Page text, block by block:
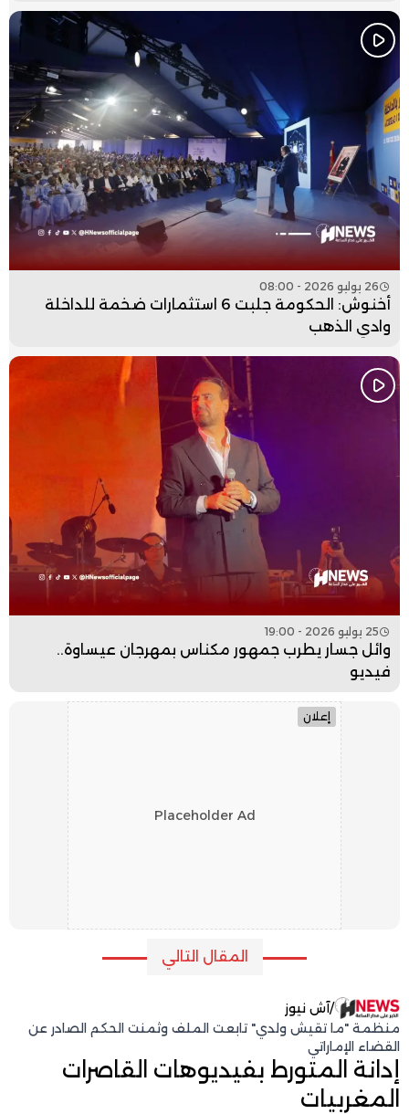
26 يوليو 2026 - 08:00
أخنوش: الحكومة جلبت 6 استثمارات ضخمة للداخلة
وادي الذهب
25 يوليو 2026 - 19:00
وائل جسار يطرب جمهور مكناس بمهرجان عيساوة..
فيديو
إعلان
Placeholder Ad
المقال التالي
/آش نيوز
منظمة "ما تقيش ولدي" تابعت الملف وثمنت الحكم الصادر عن
القضاء الإماراتي
إدانة المتورط بفيديوهات القاصرات
المغربيات